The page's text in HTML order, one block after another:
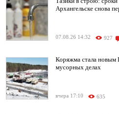
Архангельске снова
07.08.26 14:32 927
Коряжма стала новым
мусорных делах
вчера 17:10 635